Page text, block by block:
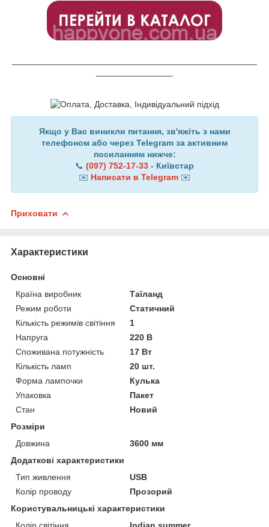
Якщо у Вас виникли питання, зв'яжіть з нами
телефоном або через Telegram за активним
посиланням нижче:
📞 (097) 752-17-33 - Київстар
✉️ Написати в Telegram ✉️
Приховати
Характеристики
Основні
Країна виробник
Таїланд
Режим роботи
Статичний
Кількість режимів світіння
1
Напруга
220 В
Споживана потужність
17 Вт
Кількість ламп
20 шт.
Форма лампочки
Кулька
Упаковка
Пакет
Стан
Новий
Розміри
Довжина
3600 мм
Додаткові характеристики
Тип живлення
USB
Колір проводу
Прозорий
Користувальницькі характеристики
Колір світіння
Indian summer